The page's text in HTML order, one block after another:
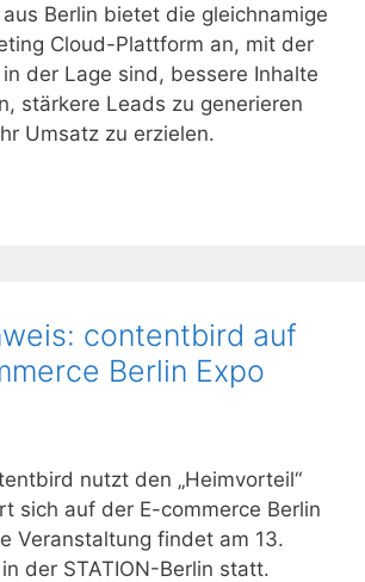
Berlin bietet die gleichnamige
Cloud-Plattform an, mit der
der Lage sind, bessere Inhalte
stärkere Leads zu generieren
Umsatz zu erzielen.
contentbird auf
Berlin Expo
nutzt den „Heimvorteil“
sich auf der E-commerce Berlin
Veranstaltung findet am 13.
der STATION-Berlin statt.